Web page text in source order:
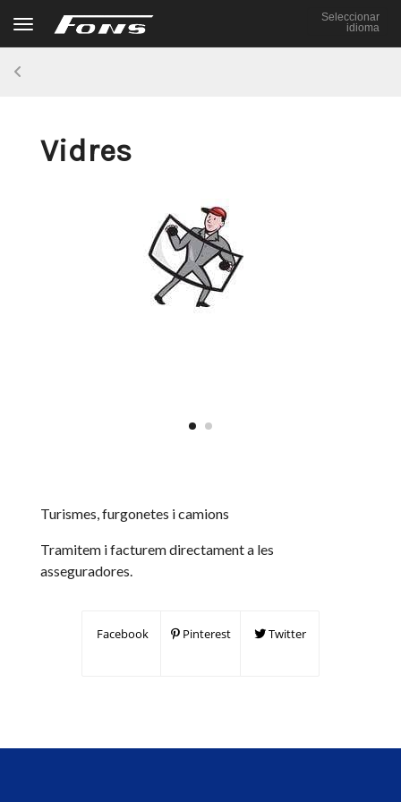
Seleccionar
idioma
Toggle navigation
Vidres
Turismes, furgonetes i camions
Tramitem i facturem directament a les
asseguradores.
Facebook Pinterest Twitter